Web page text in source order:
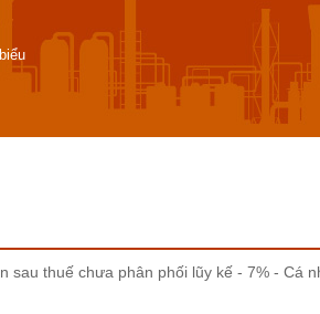
sau thuế chưa phân phối lũy kế - 7% - Cá